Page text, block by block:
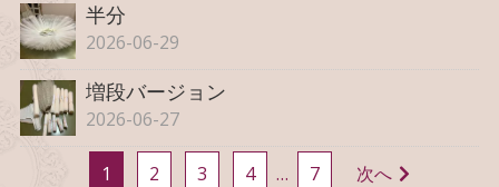
半分
2026-06-29
増段バージョン
2026-06-27
1 2 3 4 … 7 次へ